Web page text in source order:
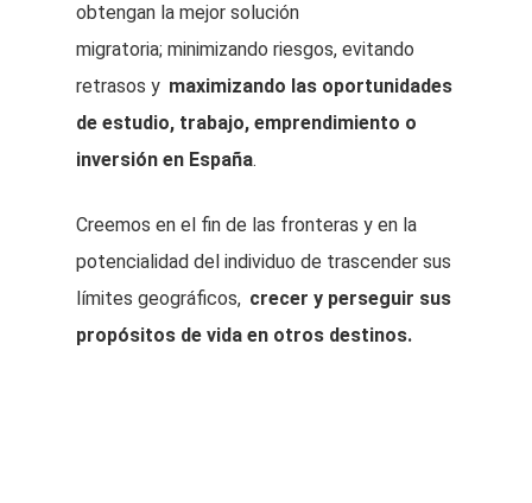
obtengan la mejor solución
migratoria; minimizando riesgos, evitando
retrasos y maximizando las oportunidades
de estudio, trabajo, emprendimiento o
inversión en España.
Creemos en el fin de las fronteras y en la
potencialidad del individuo de trascender sus
límites geográficos, crecer y perseguir sus
propósitos de vida en otros destinos.